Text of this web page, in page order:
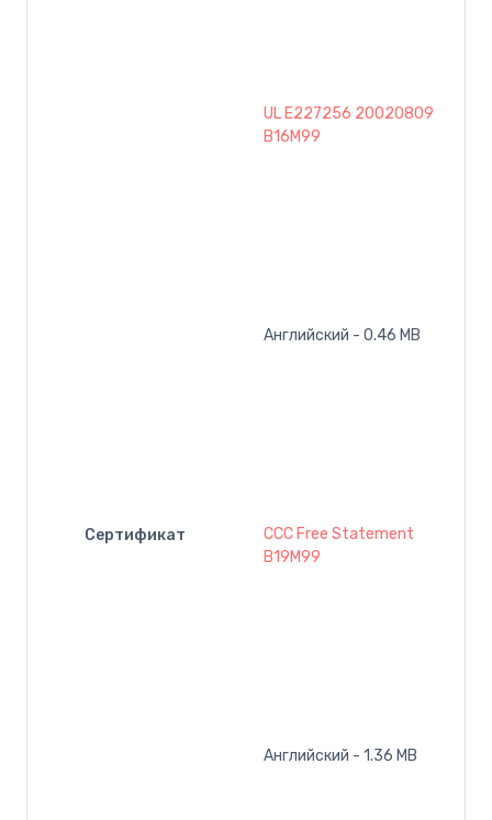
Сертификат
UL E227256 20020809
B16M99
Английский - 0.46 MB
CCC Free Statement
B19M99
Английский - 1.36 MB